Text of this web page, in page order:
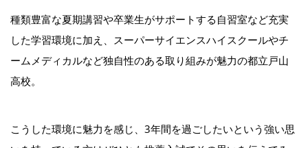
種類豊富な夏期講習や卒業生がサポートする自習室など充実
した学習環境に加え、スーパーサイエンスハイスクールやチ
ームメディカルなど独自性のある取り組みが魅力の都立戸山
高校。
こうした環境に魅力を感じ、3年間を過ごしたいという強い思